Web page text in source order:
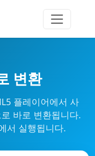
변환
플레이어에서 사
바로 변환됩니다.
서 실행됩니다.